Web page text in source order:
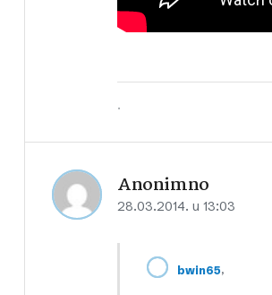
.
Anonimno
28.03.2014. u 13:03
bwin65,